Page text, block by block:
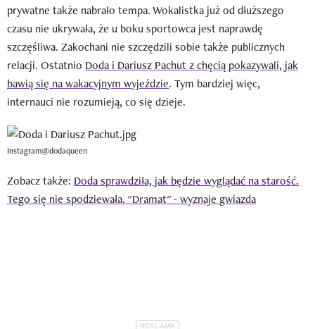
prywatne także nabrało tempa. Wokalistka już od dłuższego
czasu nie ukrywała, że u boku sportowca jest naprawdę
szczęśliwa. Zakochani nie szczędzili sobie także publicznych
relacji. Ostatnio Doda i Dariusz Pachut z chęcią pokazywali, jak
bawią się na wakacyjnym wyjeździe. Tym bardziej więc,
internauci nie rozumieją, co się dzieje.
Instagram@dodaqueen
Zobacz także: Doda sprawdziła, jak będzie wyglądać na starość.
Tego się nie spodziewała. "Dramat" - wyznaje gwiazda